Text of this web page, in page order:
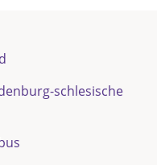
schlesische